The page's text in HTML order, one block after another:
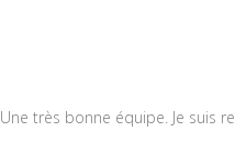
Une très bonne équipe. Je suis